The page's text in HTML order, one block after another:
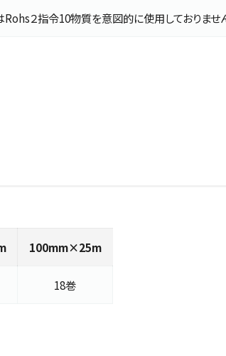
２指令10物質を意図的に使用しておりませ
100mm×25m
18巻